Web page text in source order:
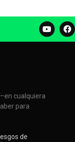
cualquiera
para
de